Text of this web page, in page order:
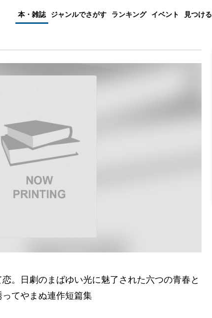
本・雑誌 ジャンルでさがす ランキング イベント 見つける
。日劇のまばゆい光に魅了された六つの青春と
てやまぬ連作短篇集